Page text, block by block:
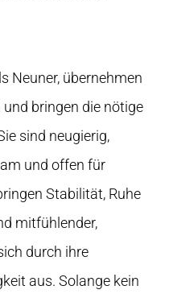
Neuner, übernehmen
bringen die nötige
sind neugierig,
und offen für
Stabilität, Ruhe
mitfühlender,
durch ihre
aus. Solange kein